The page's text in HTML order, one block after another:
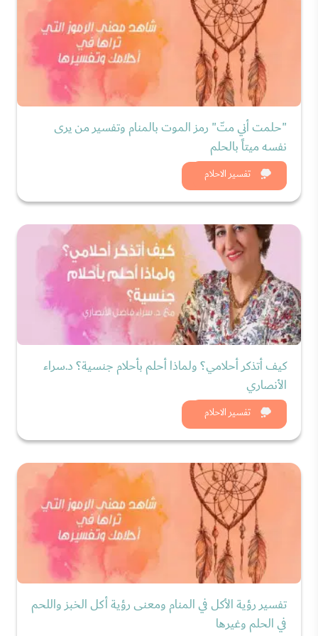
تفسير الاحلام
"حلمت أني متّ" رمز الموت بالمنام وتفسير من يرى
نفسه ميتاً بالحلم
شاهد الان
تفسير الاحلام
كيف أتذكر أحلامي؟ ولماذا أحلم بأحلام جنسية؟ د.سراء
الأنصاري
شاهد الان
تفسير رؤية الأكل في المنام ومعنى رؤية أكل الخبز واللحم
في الحلم وغيرها